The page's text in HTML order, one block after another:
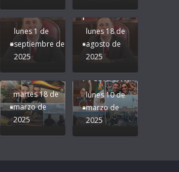
Rocío Nahle.
lunes 1 de
septiembre de
2025
presente.
lunes 18 de
agosto de
2025
Difamación
martes 18 de
marzo de
2025
Presidenta!
lunes 10 de
marzo de
2025